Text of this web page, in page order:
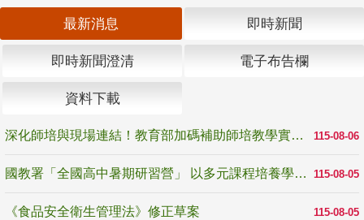
最新消息 即時新聞
即時新聞澄清 電子布告欄
資料下載
115-08-06
深化師培與現場連結！教育部加碼補助師培教學實踐研究 10月師培國際研討會交流教學實踐經驗
115-08-05
國教署「全國高中暑期研習營」 以多元課程培養學生瞭解誠信專業與倫理價值
115-08-05
《食品安全衛生管理法》修正草案